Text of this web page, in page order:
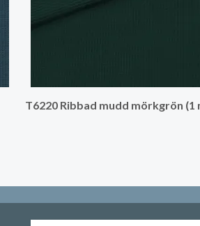
T6220 Ribbad mudd mörkgrön (1